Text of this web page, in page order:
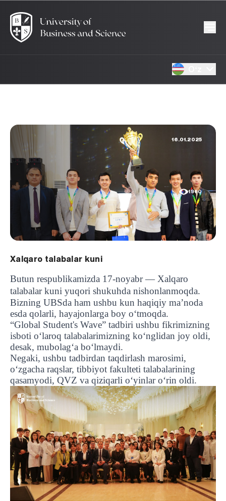
16.01.2025
1960
Xalqaro talabalar kuni
Butun respublikamizda 17-noyabr — Xalqaro
talabalar kuni yuqori shukuhda nishonlanmoqda.
Bizning UBSda ham ushbu kun haqiqiy ma’noda
esda qolarli, hayajonlarga boy o‘tmoqda.
“Global Student's Wave” tadbiri ushbu fikrimizning
isboti o‘laroq talabalarimizning ko‘nglidan joy oldi,
desak, mubolag‘a bo‘lmaydi.
Negaki, ushbu tadbirdan taqdirlash marosimi,
o‘zgacha raqslar, tibbiyot fakulteti talabalarining
qasamyodi, QVZ va qiziqarli o‘yinlar o‘rin oldi.